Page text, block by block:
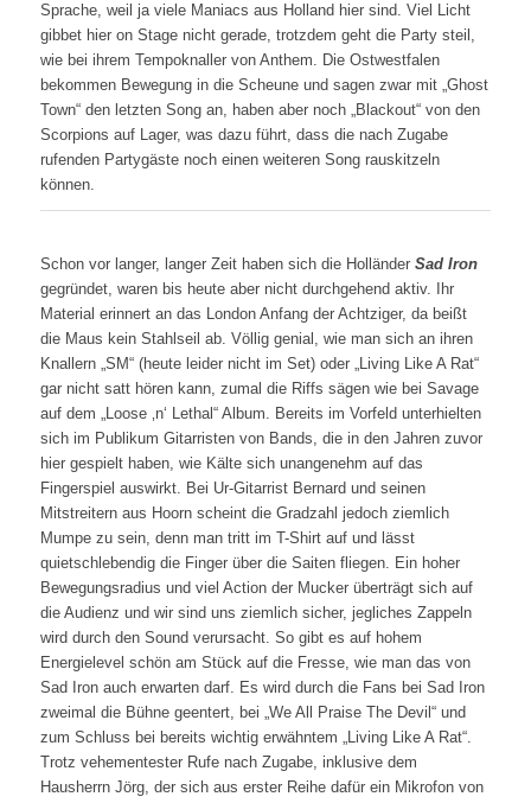
Sprache, weil ja viele Maniacs aus Holland hier sind. Viel Licht
gibbet hier on Stage nicht gerade, trotzdem geht die Party steil,
wie bei ihrem Tempoknaller von Anthem. Die Ostwestfalen
bekommen Bewegung in die Scheune und sagen zwar mit „Ghost
Town“ den letzten Song an, haben aber noch „Blackout“ von den
Scorpions auf Lager, was dazu führt, dass die nach Zugabe
rufenden Partygäste noch einen weiteren Song rauskitzeln
können.
Schon vor langer, langer Zeit haben sich die Holländer Sad Iron
gegründet, waren bis heute aber nicht durchgehend aktiv. Ihr
Material erinnert an das London Anfang der Achtziger, da beißt
die Maus kein Stahlseil ab. Völlig genial, wie man sich an ihren
Knallern „SM“ (heute leider nicht im Set) oder „Living Like A Rat“
gar nicht satt hören kann, zumal die Riffs sägen wie bei Savage
auf dem „Loose ‚n‘ Lethal“ Album. Bereits im Vorfeld unterhielten
sich im Publikum Gitarristen von Bands, die in den Jahren zuvor
hier gespielt haben, wie Kälte sich unangenehm auf das
Fingerspiel auswirkt. Bei Ur-Gitarrist Bernard und seinen
Mitstreitern aus Hoorn scheint die Gradzahl jedoch ziemlich
Mumpe zu sein, denn man tritt im T-Shirt auf und lässt
quietschlebendig die Finger über die Saiten fliegen. Ein hoher
Bewegungsradius und viel Action der Mucker überträgt sich auf
die Audienz und wir sind uns ziemlich sicher, jegliches Zappeln
wird durch den Sound verursacht. So gibt es auf hohem
Energielevel schön am Stück auf die Fresse, wie man das von
Sad Iron auch erwarten darf. Es wird durch die Fans bei Sad Iron
zweimal die Bühne geentert, bei „We All Praise The Devil“ und
zum Schluss bei bereits wichtig erwähntem „Living Like A Rat“.
Trotz vehementester Rufe nach Zugabe, inklusive dem
Hausherrn Jörg, der sich aus erster Reihe dafür ein Mikrofon von